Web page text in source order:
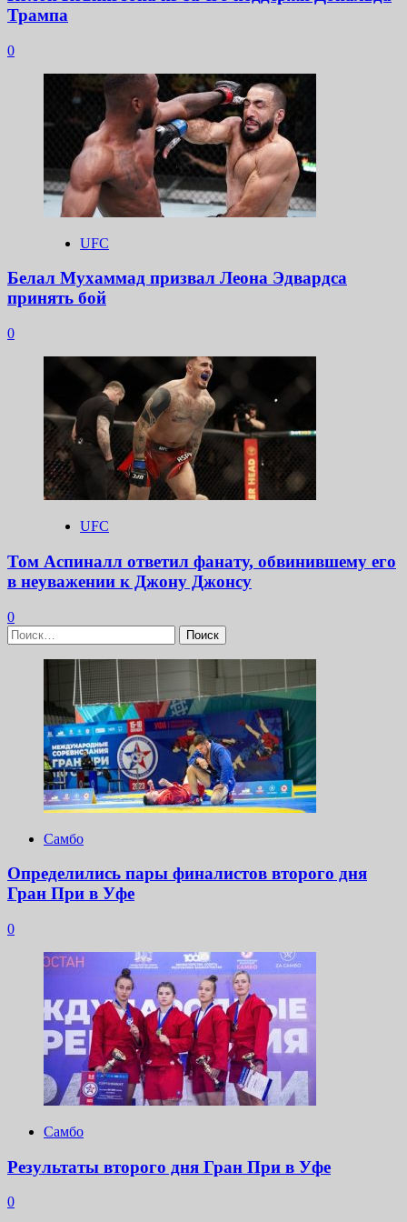
Трампа
0
UFC
Белал Мухаммад призвал Леона Эдвардса
принять бой
0
UFC
Том Аспиналл ответил фанату, обвинившему его
в неуважении к Джону Джонсу
0
Найти:
Самбо
Определились пары финалистов второго дня
Гран При в Уфе
0
Самбо
Результаты второго дня Гран При в Уфе
0